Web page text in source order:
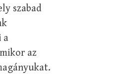
szabad
a
az